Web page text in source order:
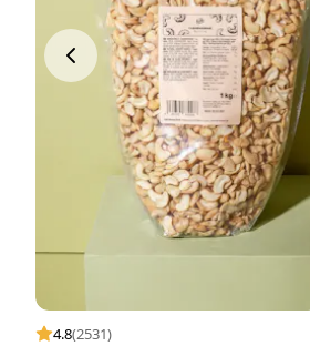
4.8(2531)